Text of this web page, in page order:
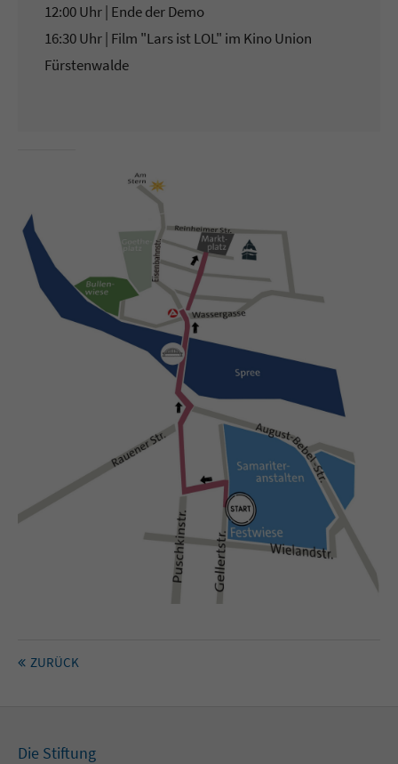
12:00 Uhr | Ende der Demo
16:30 Uhr | Film "Lars ist LOL" im Kino Union
Fürstenwalde
ZURÜCK
Die Stiftung